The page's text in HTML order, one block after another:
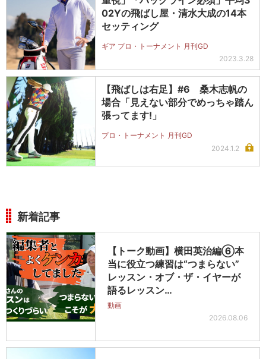
02Yの飛ばし屋・清水大成の14本
セッティング
ギア プロ・トーナメント 月刊GD
2023.3.28
【飛ばしは右足】#6 桑木志帆の
場合「見えない部分でめっちゃ踏ん
張ってます!」
プロ・トーナメント 月刊GD
2024.1.2
新着記事
【トーク動画】横田英治編⑥本
当に役立つ練習は“つまらない”
レッスン・オブ・ザ・イヤーが
語るレッスン…
動画
2026.08.06